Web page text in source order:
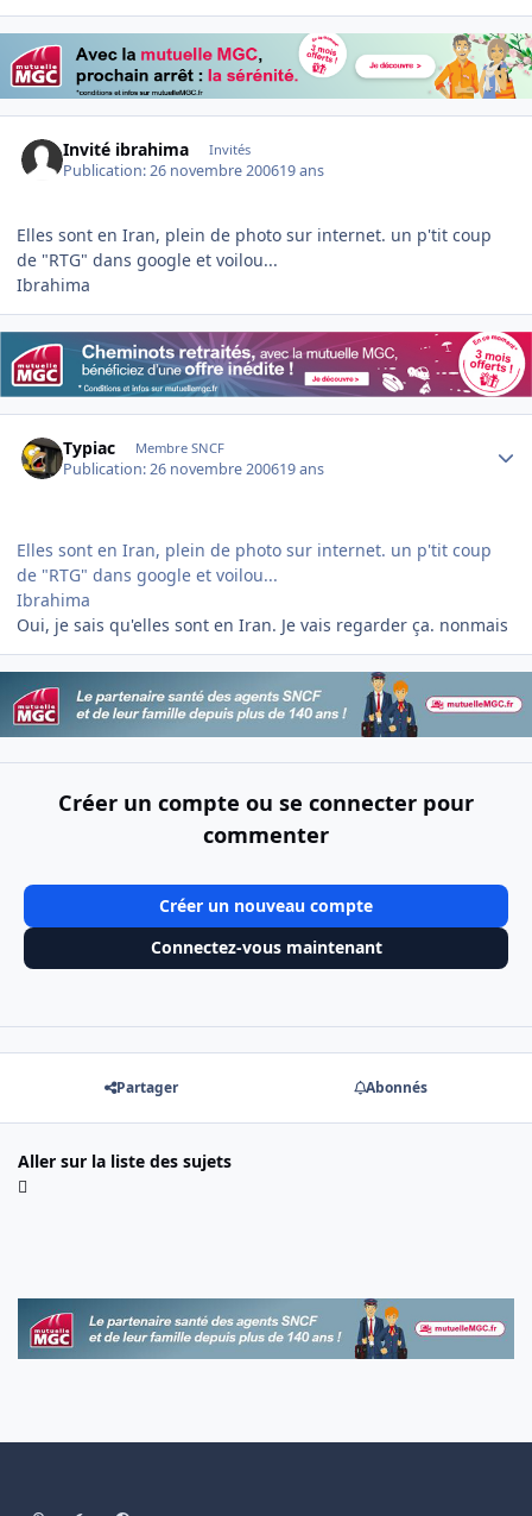
Invité ibrahima Invités
Publication:26 novembre 200619 ans
Elles sont en Iran, plein de photo sur internet. un p'tit coup
de "RTG" dans google et voilou...
Ibrahima
Typiac Membre SNCF
Publication:26 novembre 200619 ans
Elles sont en Iran, plein de photo sur internet. un p'tit coup
de "RTG" dans google et voilou...
Ibrahima
Oui, je sais qu'elles sont en Iran. Je vais regarder ça. nonmais
Créer un compte ou se connecter pour
commenter
Créer un nouveau compte
Connectez-vous maintenant
Partager Abonnés
Aller sur la liste des sujets
Light ModeDark ModeSystem Preference